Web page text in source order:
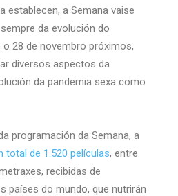
establecen, a Semana vaise
da evolución do
28 de novembro próximos,
diversos aspectos da
da pandemia sexa como
programación da Semana, a
total de 1.520 películas, entre
recibidas de
países do mundo, que nutrirán